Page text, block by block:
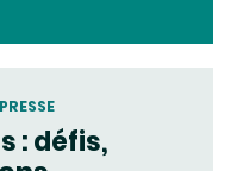
: défis,